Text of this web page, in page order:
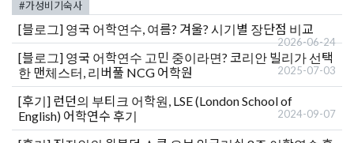
#가성비기숙사
[블로그] 영국 어학연수, 여름? 겨울? 시기별 장단점 비교
2026-06-24
[블로그] 영국 어학연수 고민 중이라면? 코리안 빌리가 선택
한 맨체스터, 리버풀 NCG 어학원
2025-07-03
[후기] 런던의 부티크 어학원, LSE (London School of
English) 어학연수 후기
2024-09-07